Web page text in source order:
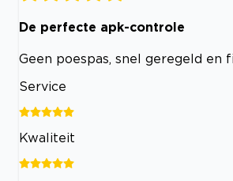
De perfecte apk-controle
Geen poespas, snel geregeld en
Service
Kwaliteit